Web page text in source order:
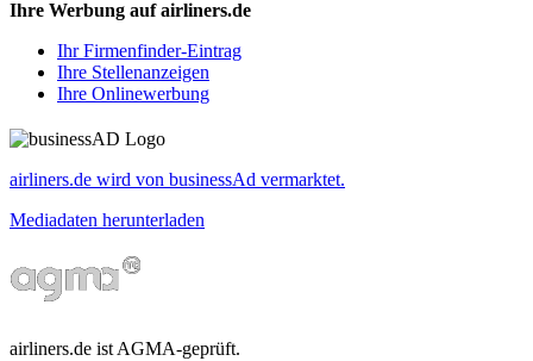
Ihre Werbung auf airliners.de
Ihr Firmenfinder-Eintrag
Ihre Stellenanzeigen
Ihre Onlinewerbung
airliners.de wird von businessAd vermarktet.
Mediadaten herunterladen
airliners.de ist AGMA-geprüft.